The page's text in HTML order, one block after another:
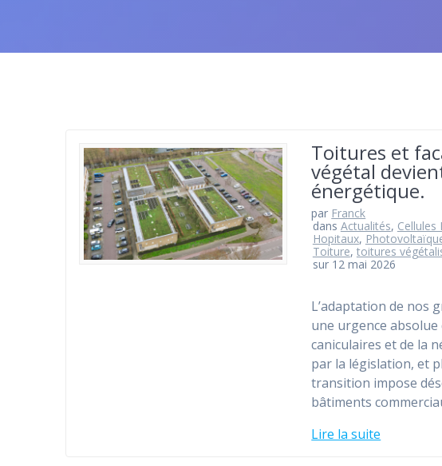
Toitures et
végétal
énergétique.
par Franck
dans Actualités,
Hopitaux,
Toiture, toitures
sur 12 mai 2026
L’adaptation de nos
une urgence
caniculaires et de la
par la législation, et
transition impose
bâtiments
Lire la suite